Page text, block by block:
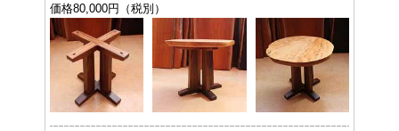
価格80,000円（税別）